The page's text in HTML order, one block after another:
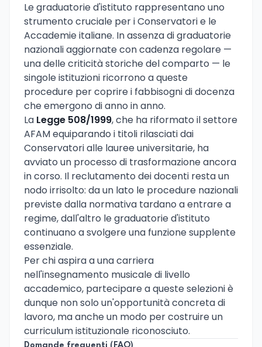
Le graduatorie d'istituto rappresentano uno
strumento cruciale per i Conservatori e le
Accademie italiane. In assenza di graduatorie
nazionali aggiornate con cadenza regolare —
una delle criticità storiche del comparto — le
singole istituzioni ricorrono a queste
procedure per coprire i fabbisogni di docenza
che emergono di anno in anno.
La Legge 508/1999, che ha riformato il settore
AFAM equiparando i titoli rilasciati dai
Conservatori alle lauree universitarie, ha
avviato un processo di trasformazione ancora
in corso. Il reclutamento dei docenti resta un
nodo irrisolto: da un lato le procedure nazionali
previste dalla normativa tardano a entrare a
regime, dall'altro le graduatorie d'istituto
continuano a svolgere una funzione supplente
essenziale.
Per chi aspira a una carriera
nell'insegnamento musicale di livello
accademico, partecipare a queste selezioni è
dunque non solo un'opportunità concreta di
lavoro, ma anche un modo per costruire un
curriculum istituzionale riconosciuto.